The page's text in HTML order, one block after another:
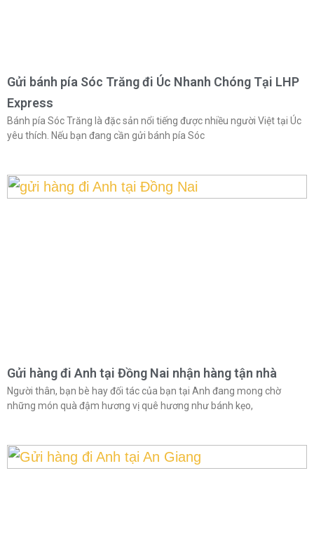
Gửi bánh pía Sóc Trăng đi Úc Nhanh Chóng Tại LHP
Express
Bánh pía Sóc Trăng là đặc sản nổi tiếng được nhiều người Việt tại Úc
yêu thích. Nếu bạn đang cần gửi bánh pía Sóc
Gửi hàng đi Anh tại Đồng Nai nhận hàng tận nhà
Người thân, bạn bè hay đối tác của bạn tại Anh đang mong chờ
những món quà đậm hương vị quê hương như bánh kẹo,